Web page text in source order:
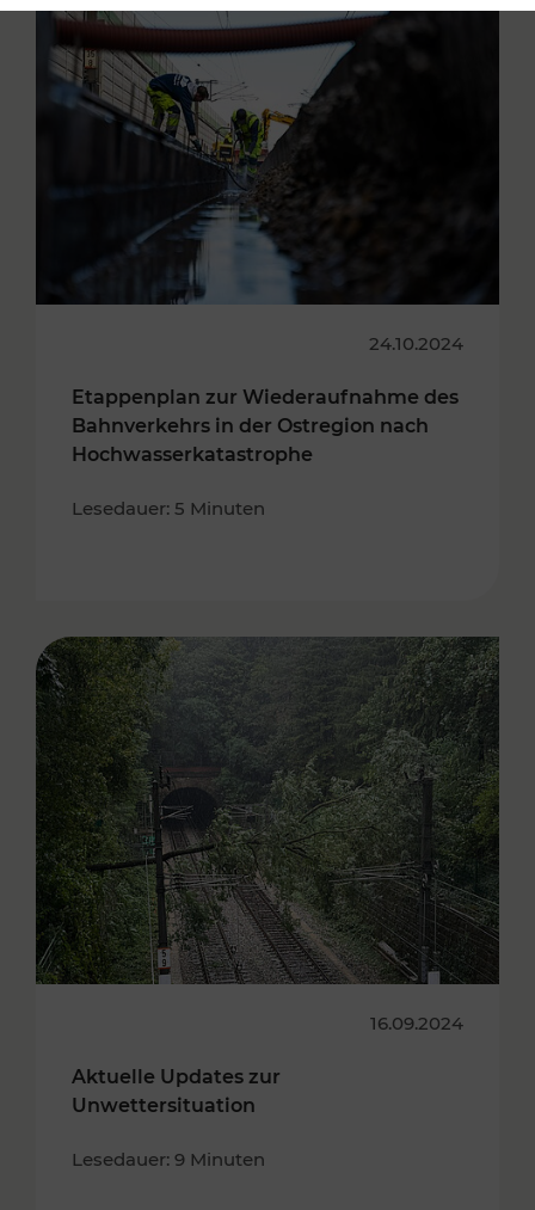
24.10.2024
Etappenplan zur Wiederaufnahme des
Bahnverkehrs in der Ostregion nach
Hochwasserkatastrophe
Lesedauer: 5 Minuten
16.09.2024
Aktuelle Updates zur
Unwettersituation
Lesedauer: 9 Minuten